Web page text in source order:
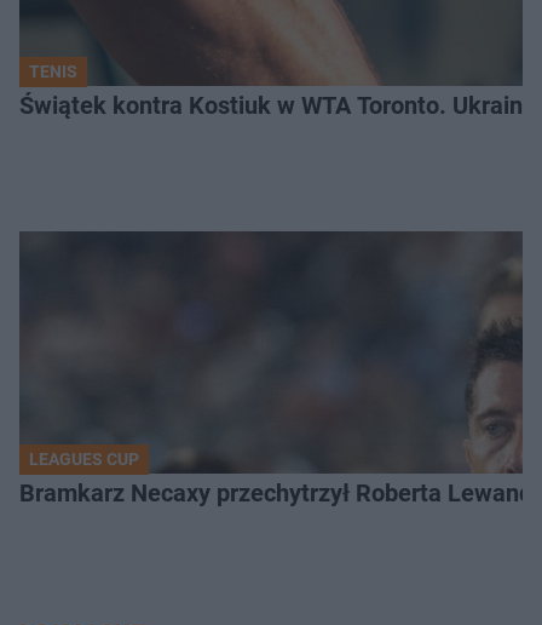
TENIS
Świątek kontra Kostiuk w WTA Toronto.
LEAGUES CUP
Bramkarz Necaxy przechytrzył Roberta